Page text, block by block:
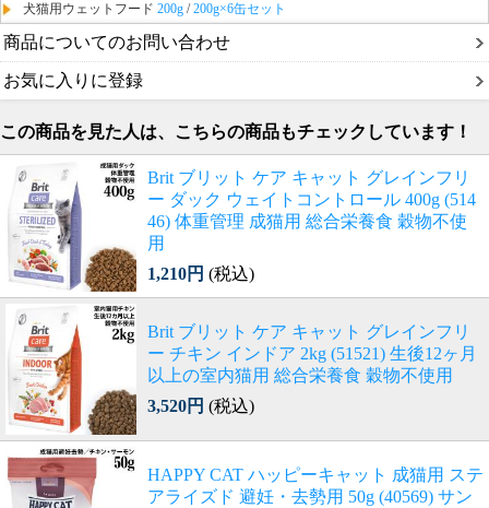
犬猫用ウェットフード 200g /200g×6缶セット
商品についてのお問い合わせ
お気に入りに登録
この商品を見た人は、こちらの商品もチェックしています！
Brit ブリット ケア キャット グレインフリ
ー ダック ウェイトコントロール 400g (514
46) 体重管理 成猫用 総合栄養食 穀物不使
用
1,210円 (税込)
Brit ブリット ケア キャット グレインフリ
ー チキン インドア 2kg (51521) 生後12ヶ月
以上の室内猫用 総合栄養食 穀物不使用
3,520円 (税込)
HAPPY CAT ハッピーキャット 成猫用 ステ
アライズド 避妊・去勢用 50g (40569) サン